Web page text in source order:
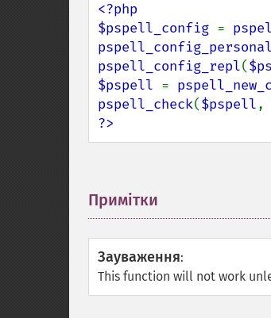
<?php
$pspell_config =
pspell_config_personal
pspell_config_repl(
$pspell =
pspell_check($pspell,
?>
Примітки
Зауваження:
This function will not work